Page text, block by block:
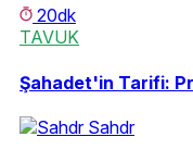
20dk
TAVUK
Şahadet'in Tarifi:
Sahdr